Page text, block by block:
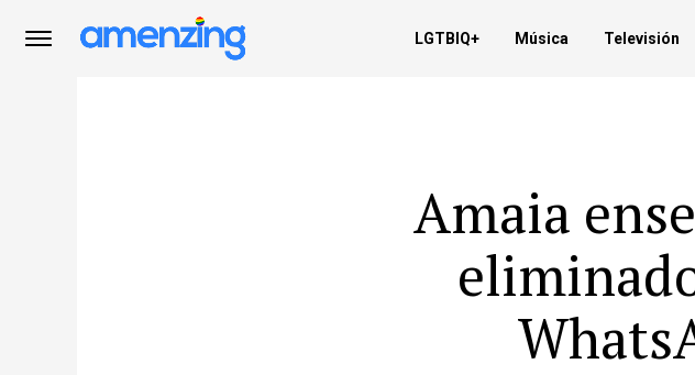
LGTBIQ+ Música Televisión
Amaia